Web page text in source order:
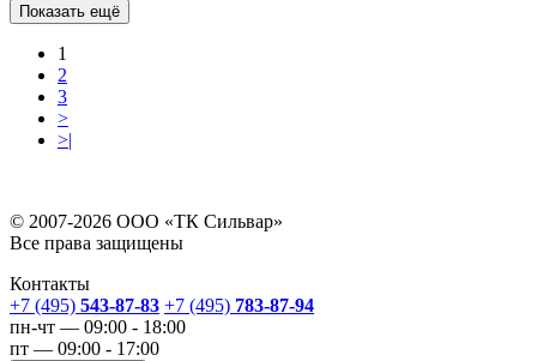
Показать ещё
1
2
3
>
>|
© 2007-2026 ООО «ТК Сильвар»
Все права защищены
Контакты
+7 (495) 543-87-83 +7 (495) 783-87-94
пн-чт — 09:00 - 18:00
пт — 09:00 - 17:00